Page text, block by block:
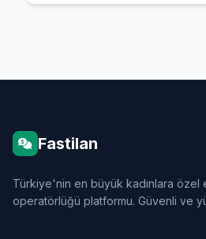
Fastilan
Türkiye'nin en büyük kadınlara
operatörlüğü platformu. Güvenli ve